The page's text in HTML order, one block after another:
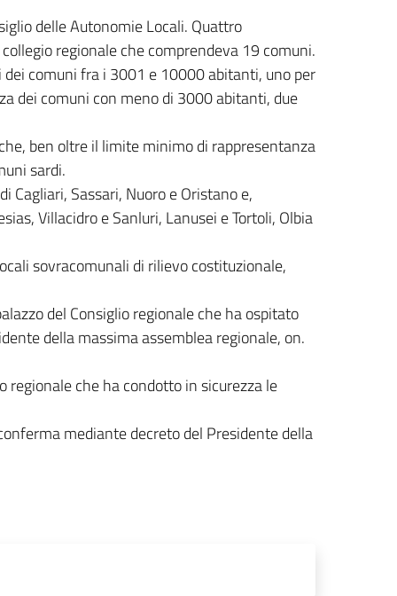
delle Autonomie Locali. Quattro
regionale che comprendeva 19 comuni.
comuni fra i 3001 e 10000 abitanti, uno per
dei comuni con meno di 3000 abitanti, due
ben oltre il limite minimo di rappresentanza
sardi.
Cagliari, Sassari, Nuoro e Oristano e,
Villacidro e Sanluri, Lanusei e Tortoli, Olbia
sovracomunali di rilievo costituzionale,
del Consiglio regionale che ha ospitato
della massima assemblea regionale, on.
che ha condotto in sicurezza le
mediante decreto del Presidente della